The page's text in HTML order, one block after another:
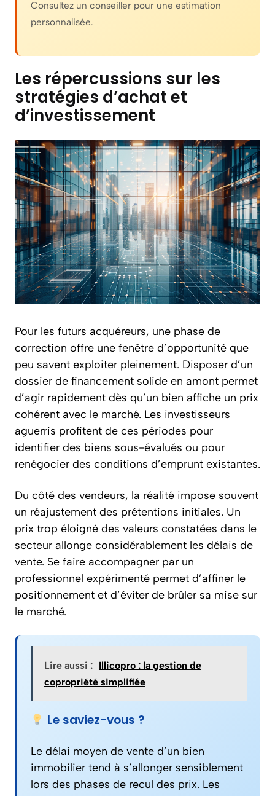
Consultez un conseiller pour une estimation
personnalisée.
Les répercussions sur les
stratégies d’achat et
d’investissement
Pour les futurs acquéreurs, une phase de
correction offre une fenêtre d’opportunité que
peu savent exploiter pleinement. Disposer d’un
dossier de financement solide en amont permet
d’agir rapidement dès qu’un bien affiche un prix
cohérent avec le marché. Les investisseurs
aguerris profitent de ces périodes pour
identifier des biens sous-évalués ou pour
renégocier des conditions d’emprunt existantes.
Du côté des vendeurs, la réalité impose souvent
un réajustement des prétentions initiales. Un
prix trop éloigné des valeurs constatées dans le
secteur allonge considérablement les délais de
vente. Se faire accompagner par un
professionnel expérimenté permet d’affiner le
positionnement et d’éviter de brûler sa mise sur
le marché.
Lire aussi : Illicopro : la gestion de
copropriété simplifiée
Le saviez-vous ?
Le délai moyen de vente d’un bien
immobilier tend à s’allonger sensiblement
lors des phases de recul des prix. Les